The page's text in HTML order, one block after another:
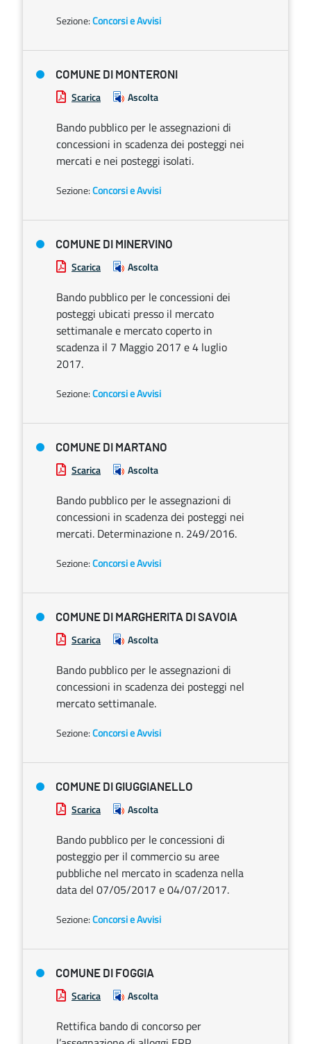
Sezione:Concorsi e Avvisi
COMUNE DI MONTERONI
Scarica Ascolta
Bando pubblico per le assegnazioni di
concessioni in scadenza dei posteggi nei
mercati e nei posteggi isolati.
Sezione:Concorsi e Avvisi
COMUNE DI MINERVINO
Scarica Ascolta
Bando pubblico per le concessioni dei
posteggi ubicati presso il mercato
settimanale e mercato coperto in
scadenza il 7 Maggio 2017 e 4 luglio
2017.
Sezione:Concorsi e Avvisi
COMUNE DI MARTANO
Scarica Ascolta
Bando pubblico per le assegnazioni di
concessioni in scadenza dei posteggi nei
mercati. Determinazione n. 249/2016.
Sezione:Concorsi e Avvisi
COMUNE DI MARGHERITA DI SAVOIA
Scarica Ascolta
Bando pubblico per le assegnazioni di
concessioni in scadenza dei posteggi nel
mercato settimanale.
Sezione:Concorsi e Avvisi
COMUNE DI GIUGGIANELLO
Scarica Ascolta
Bando pubblico per le concessioni di
posteggio per il commercio su aree
pubbliche nel mercato in scadenza nella
data del 07/05/2017 e 04/07/2017.
Sezione:Concorsi e Avvisi
COMUNE DI FOGGIA
Scarica Ascolta
Rettifica bando di concorso per